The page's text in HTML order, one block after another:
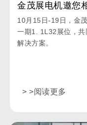
金茂展电机邀您
10月15日-19日，金
一期1. 1L32展位，共
解决方案。
> >阅读更多